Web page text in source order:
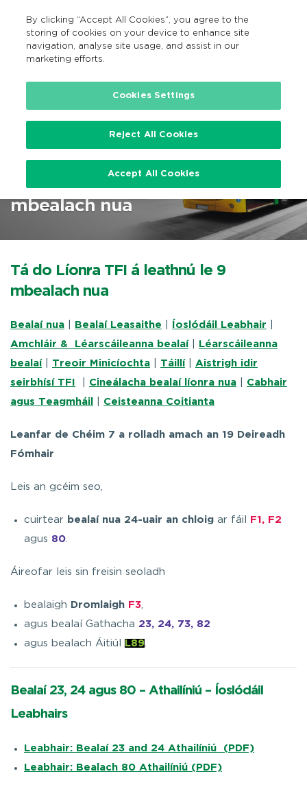
Search
GA
…
Céim 7: Dromlach F | Tá do
Líonra TFI á leathnú le 9
mbealach nua
Tá do Líonra TFI á leathnú le 9
mbealach nua
Bealaí nua Bealaí Leasaithe Íoslódáil Leabhair
Amchláir & Léarscáileanna bealaí| Léarscáileanna
bealaí Treoir Minicíochta Táillí Aistrigh idir
seirbhísí TFI Cineálacha bealaí líonra nua Cabhair
agus Teagmháil Ceisteanna Coitianta
Leanfar de Chéim 7 a rolladh amach an 19 Deireadh
Fómhair
Leis an gcéim seo,
cuirtear bealaí nua 24-uair an chloig ar fáil F1, F2
agus 80
Áireofar leis sin freisin seoladh
bealaigh Dromlaigh F3
agus bealaí Gathacha 23, 24, 73, 82
agus bealach Áitiúl L89
Bealaí 23, 24 agus 80 – Athailíniú – Íoslódáil
Leabhairs
Leabhair: Bealaí 23 and 24 Athailíniú (PDF)
Leabhair: Bealach 80 Athailíniú (PDF)
By clicking “Accept All Cookies”, you agree to the
storing of cookies on your device to enhance site
navigation, analyse site usage, and assist in our
marketing efforts.
Cookies Settings
Reject All Cookies
Accept All Cookies